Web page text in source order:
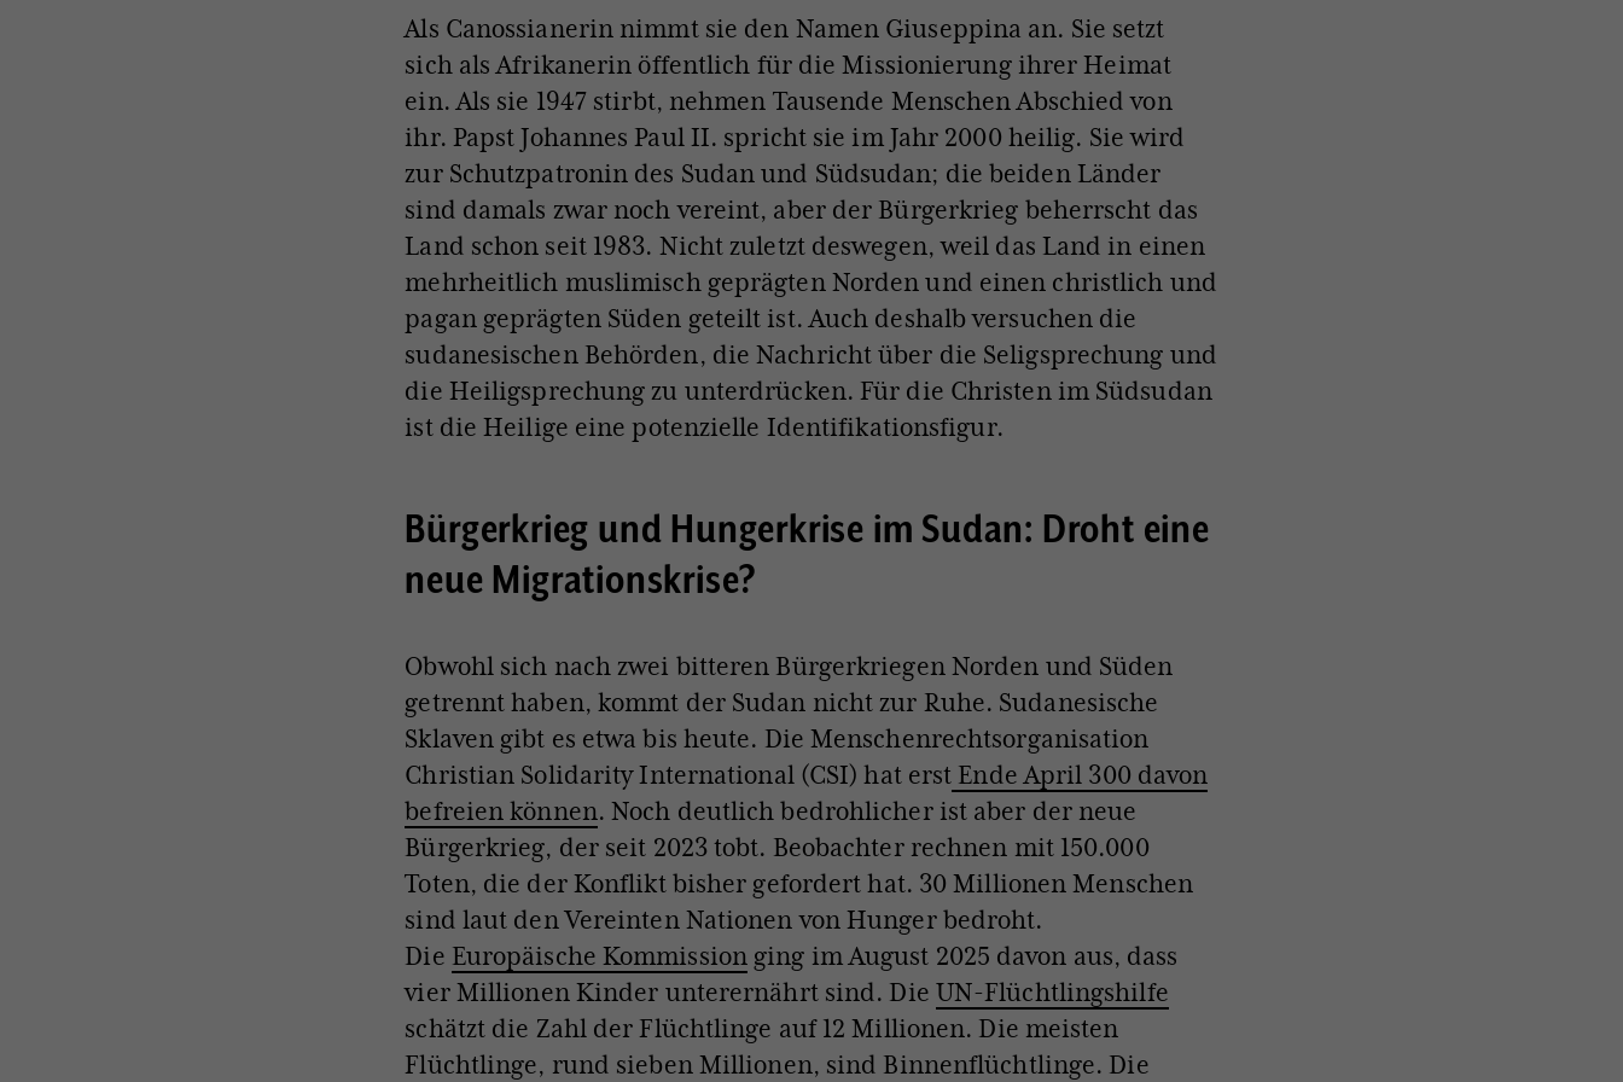
Als Canossianerin nimmt sie den Namen Giuseppina an. Sie setzt
sich als Afrikanerin öffentlich für die Missionierung ihrer Heimat
ein. Als sie 1947 stirbt, nehmen Tausende Menschen Abschied von
ihr. Papst Johannes Paul II. spricht sie im Jahr 2000 heilig. Sie wird
zur Schutzpatronin des Sudan und Südsudan; die beiden Länder
sind damals zwar noch vereint, aber der Bürgerkrieg beherrscht das
Land schon seit 1983. Nicht zuletzt deswegen, weil das Land in einen
mehrheitlich muslimisch geprägten Norden und einen christlich und
pagan geprägten Süden geteilt ist. Auch deshalb versuchen die
sudanesischen Behörden, die Nachricht über die Seligsprechung und
die Heiligsprechung zu unterdrücken. Für die Christen im Südsudan
ist die Heilige eine potenzielle Identifikationsfigur.
Bürgerkrieg und Hungerkrise im Sudan: Droht eine
neue Migrationskrise?
Obwohl sich nach zwei bitteren Bürgerkriegen Norden und Süden
getrennt haben, kommt der Sudan nicht zur Ruhe. Sudanesische
Sklaven gibt es etwa bis heute. Die Menschenrechtsorganisation
Christian Solidarity International (CSI) hat erst Ende April 300 davon
befreien können. Noch deutlich bedrohlicher ist aber der neue
Bürgerkrieg, der seit 2023 tobt. Beobachter rechnen mit 150.000
Toten, die der Konflikt bisher gefordert hat. 30 Millionen Menschen
sind laut den Vereinten Nationen von Hunger bedroht.
Die Europäische Kommissionging im August 2025 davon aus, dass
vier Millionen Kinder unterernährt sind. Die UN-Flüchtlingshilfe
schätzt die Zahl der Flüchtlinge auf 12 Millionen. Die meisten
Flüchtlinge, rund sieben Millionen, sind Binnenflüchtlinge. Die